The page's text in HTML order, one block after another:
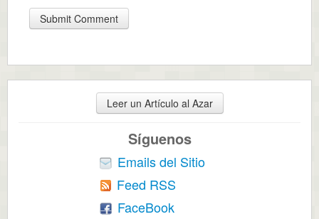
Leer un Artículo al Azar
Síguenos
Emails del Sitio
Feed RSS
FaceBook